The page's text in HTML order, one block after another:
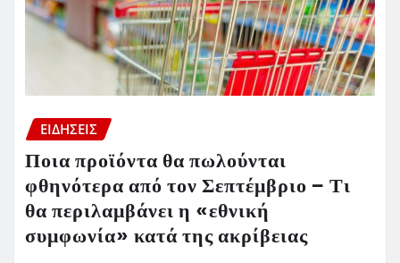
ΕΙΔΗΣΕΙΣ
Ποια προϊόντα θα πωλούνται
φθηνότερα από τον Σεπτέμβριο – Τι
θα περιλαμβάνει η «εθνική
συμφωνία» κατά της ακρίβειας